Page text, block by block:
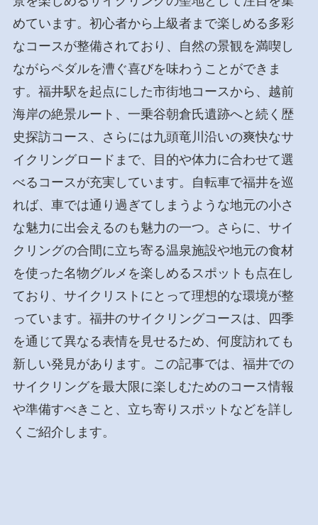
めています。初心者から上級者まで楽しめる多彩
なコースが整備されており、自然の景観を満喫し
ながらペダルを漕ぐ喜びを味わうことができま
す。福井駅を起点にした市街地コースから、越前
海岸の絶景ルート、一乗谷朝倉氏遺跡へと続く歴
史探訪コース、さらには九頭竜川沿いの爽快なサ
イクリングロードまで、目的や体力に合わせて選
べるコースが充実しています。自転車で福井を巡
れば、車では通り過ぎてしまうような地元の小さ
な魅力に出会えるのも魅力の一つ。さらに、サイ
クリングの合間に立ち寄る温泉施設や地元の食材
を使った名物グルメを楽しめるスポットも点在し
ており、サイクリストにとって理想的な環境が整
っています。福井のサイクリングコースは、四季
を通じて異なる表情を見せるため、何度訪れても
新しい発見があります。この記事では、福井での
サイクリングを最大限に楽しむためのコース情報
や準備すべきこと、立ち寄りスポットなどを詳し
くご紹介します。